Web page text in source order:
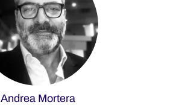
Andrea Mortera